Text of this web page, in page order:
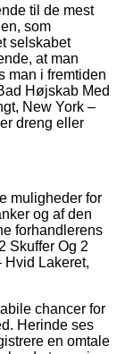
til de mest
som
selskabet
at man
man i fremtiden
Højskab Med
New York –
dreng eller
muligheder for
og af den
forhandlerens
Skuffer Og 2
Hvid Lakeret,
chancer for
Herinde ses
en omtale